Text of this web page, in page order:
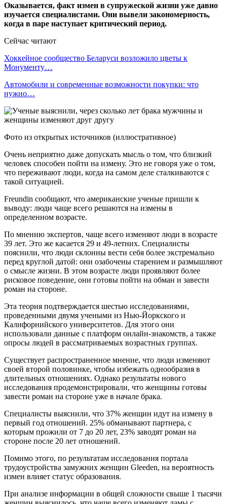
Оказывается, факт измен в супружеской жизни уже давно
изучается специалистами. Они вывели закономерность,
когда в паре наступает критический период.
Сейчас читают
Хоккейное сообщество Беларуси возложило цветы к
Монументу…
Автомобили и современные возможности покупки: что
нужно…
Фото из открытых источников (иллюстративное)
Очень неприятно даже допускать мысль о том, что близкий
человек способен пойти на измену. Это не говоря уже о том,
что переживают люди, когда на самом деле сталкиваются с
такой ситуацией.
Freundin сообщают, что американские ученые пришли к
выводу: люди чаще всего решаются на измены в
определенном возрасте.
По мнению экспертов, чаще всего изменяют люди в возрасте
39 лет. Это же касается 29 и 49-летних. Специалисты
пояснили, что люди склонны вести себя более экстремально
перед круглой датой: они озабочены старением и размышляют
о смысле жизни. В этом возрасте люди проявляют более
рисковое поведение, они готовы пойти на обман и завести
роман на стороне.
Эта теория подтверждается шестью исследованиями,
проведенными двумя учеными из Нью-Йоркского и
Калифорнийского университетов. Для этого они
использовали данные с платформ онлайн-знакомств, а также
опросы людей в рассматриваемых возрастных группах.
Существует распространенное мнение, что люди изменяют
своей второй половинке, чтобы избежать однообразия в
длительных отношениях. Однако результаты нового
исследования продемонстрировали, что женщины готовы
завести роман на стороне уже в начале брака.
Специалисты выяснили, что 37% женщин идут на измену в
первый год отношений. 25% обманывают партнера, с
которым прожили от 7 до 20 лет, 23% заводят роман на
стороне после 20 лет отношений.
Помимо этого, по результатам исследования портала
трудоустройства замужних женщин Gleeden, на вероятность
измен влияет статус образования.
При анализе информации в общей сложности свыше 1 тысячи